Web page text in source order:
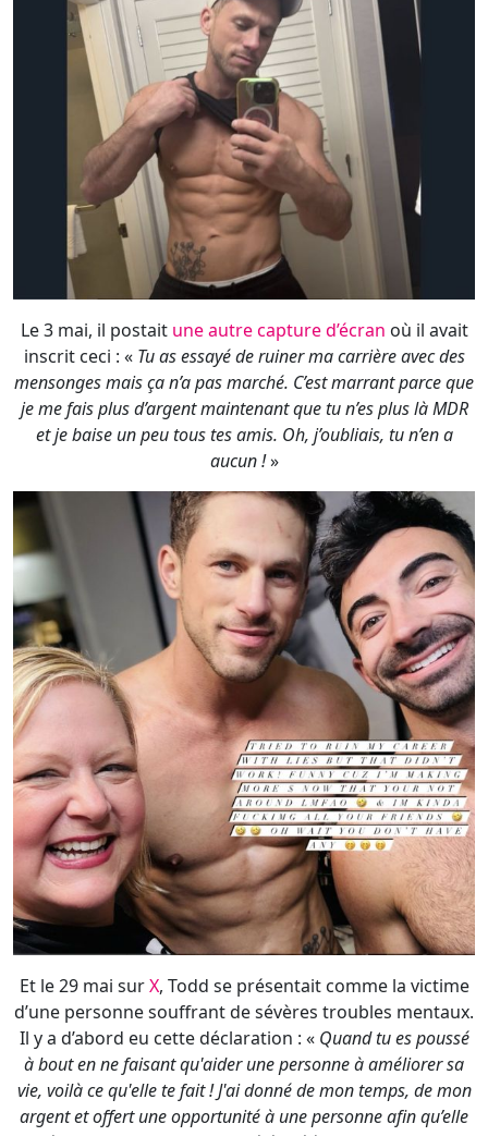
Le 3 mai, il postait une autre capture d’écran où il avait
inscrit ceci : « Tu as essayé de ruiner ma carrière avec des
mensonges mais ça n’a pas marché. C’est marrant parce que
je me fais plus d’argent maintenant que tu n’es plus là MDR
et je baise un peu tous tes amis. Oh, j’oubliais, tu n’en a
aucun !»
Et le 29 mai surX, Todd se présentait comme la victime
d’une personne souffrant de sévères troubles mentaux.
Il y a d’abord eu cette déclaration : « Quand tu es poussé
à bout en ne faisant qu'aider une personne à améliorer sa
vie, voilà ce qu'elle te fait ! J'ai donné de mon temps, de mon
argent et offert une opportunité à une personne afin qu’elle